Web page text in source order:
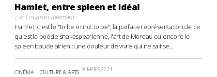
Hamlet, entre spleen et idéal
parLouane Lallemant
Hamlet, c'est le "to be or not to be", la parfaite représentation de ce
qu'est la poésie shakespearienne, l'art de Moreau ou encore le
spleen baudelairien : une douleur de vivre qui ne sait se...
CINÉMA CULTURE & ARTS 9 MARS 2024